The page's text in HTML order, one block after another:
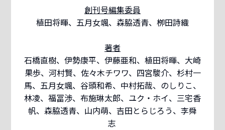
創刊号編集委員
植田将暉、五月女颯、森脇透青、栁田詩織
著者
石橋直樹、伊勢康平、伊藤亜和、植田将暉、大崎
果歩、河村賢、佐々木チワワ、四宮駿介、杉村一
馬、五月女颯、谷頭和希、中村拓哉、のしりこ、
林凌、福冨渉、布施琳太郎、ユク・ホイ、三宅香
帆、森脇透青、山内萌、吉田とらじろう、李舜
志